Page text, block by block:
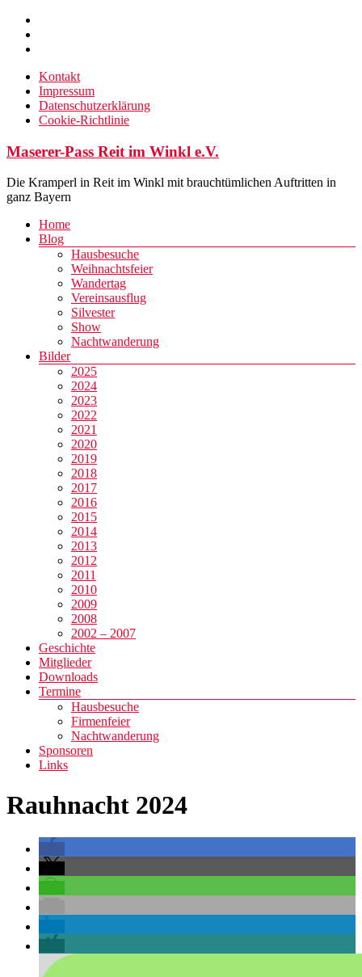
Zum
Inhalt
springen
Kontakt
Impressum
Datenschutzerklärung
Cookie-Richtlinie
Maserer-Pass Reit im Winkl e.V.
Die Kramperl in Reit im Winkl mit brauchtümlichen Auftritten in
ganz Bayern
Menü
Home
Blog
Hausbesuche
Weihnachtsfeier
Wandertag
Vereinsausflug
Silvester
Show
Nachtwanderung
Bilder
2025
2024
2023
2022
2021
2020
2019
2018
2017
2016
2015
2014
2013
2012
2011
2010
2009
2008
2002 – 2007
Geschichte
Mitglieder
Downloads
Termine
Hausbesuche
Firmenfeier
Nachtwanderung
Sponsoren
Links
Rauhnacht 2024